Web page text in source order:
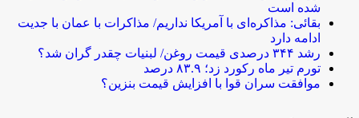
شده است
بقائی: مذاکره‌ای با آمریکا نداریم/ مذاکرات با عمان با جدیت
ادامه دارد
رشد ۳۴۴ درصدی قیمت روغن/ لبنیات چقدر گران شد؟
تورم تیر ماه رکورد زد؛ ۸۳.۹ درصد
موافقت سران قوا با افزایش قیمت بنزین؟